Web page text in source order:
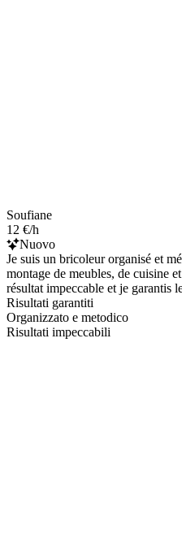
Soufiane
12 €/h
Nuovo
Je suis un bricoleur organisé et
montage de meubles, de cuisine
résultat impeccable et je garantis
Risultati garantiti
Organizzato e metodico
Risultati impeccabili